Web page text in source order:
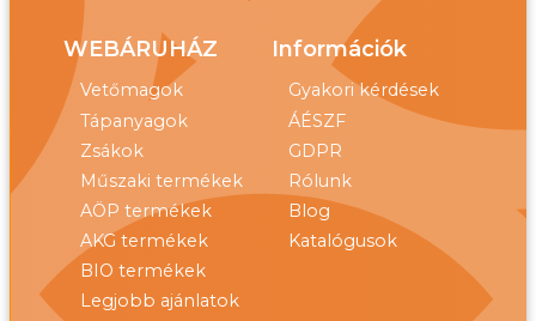
WEBÁRUHÁZ
Vetőmagok
Tápanyagok
Zsákok
Műszaki termékek
AÖP termékek
AKG termékek
BIO termékek
Legjobb ajánlatok
Információk
Gyakori kérdések
ÁÉSZF
GDPR
Rólunk
Blog
Katalógusok